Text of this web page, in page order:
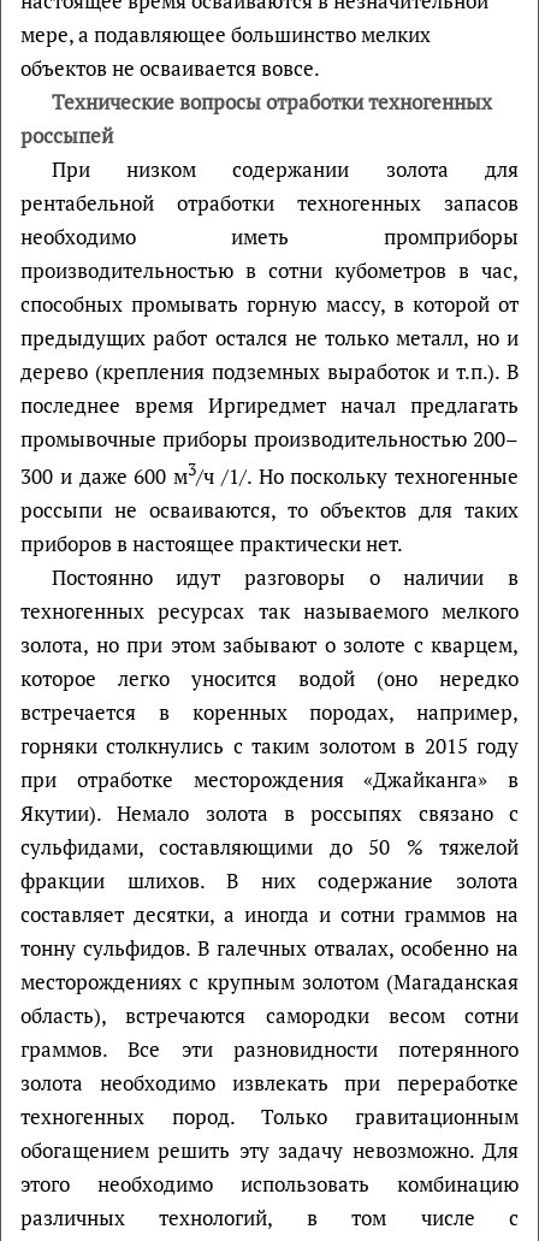
мере, а подавляющее большинство мелких
объектов не осваивается вовсе.
Технические вопросы отработки техногенных
россыпей
При низком содержании золота для
рентабельной отработки техногенных запасов
необходимо иметь промприборы
производительностью в сотни кубометров в час,
способных промывать горную массу, в которой от
предыдущих работ остался не только металл, но и
дерево (крепления подземных выработок и т.п.). В
последнее время Иргиредмет начал предлагать
промывочные приборы производительностью 200–
300 и даже 600 м3/ч /1/. Но поскольку техногенные
россыпи не осваиваются, то объектов для таких
приборов в настоящее практически нет.
Постоянно идут разговоры о наличии в
техногенных ресурсах так называемого мелкого
золота, но при этом забывают о золоте с кварцем,
которое легко уносится водой (оно нередко
встречается в коренных породах, например,
горняки столкнулись с таким золотом в 2015 году
при отработке месторождения «Джайканга» в
Якутии). Немало золота в россыпях связано с
сульфидами, составляющими до 50 % тяжелой
фракции шлихов. В них содержание золота
составляет десятки, а иногда и сотни граммов на
тонну сульфидов. В галечных отвалах, особенно на
месторождениях с крупным золотом (Магаданская
область), встречаются самородки весом сотни
граммов. Все эти разновидности потерянного
золота необходимо извлекать при переработке
техногенных пород. Только гравитационным
обогащением решить эту задачу невозможно. Для
этого необходимо использовать комбинацию
различных технологий, в том числе с